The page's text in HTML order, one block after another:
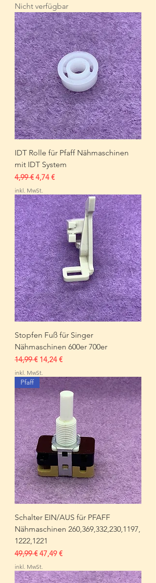
Nicht verfügbar
IDT Rolle für Pfaff Nähmaschinen
mit IDT System
Standardpreis
4,99 € Sale-Preis
4,74 €
inkl. MwSt.
Stopfen Fuß für Singer
Nähmaschinen 600er 700er
Standardpreis
14,99 € Sale-Preis
14,24 €
inkl. MwSt.
Pfaff
Schalter EIN/AUS für PFAFF
Nähmaschinen 260,369,332,230,1197,
1222,1221
Standardpreis
49,99 € Sale-Preis
47,49 €
inkl. MwSt.